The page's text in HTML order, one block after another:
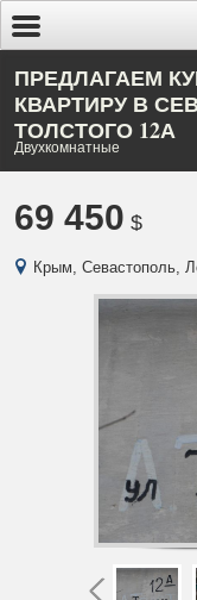
ПРЕДЛАГАЕМ
КВАРТИРУ В
ТОЛСТОГО 12А
Двухкомнатные
69 450 $
Крым, Севастополь,